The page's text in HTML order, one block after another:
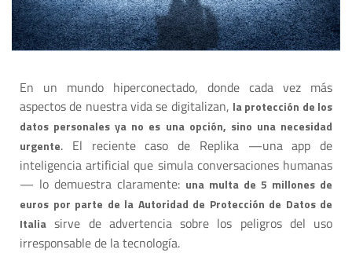
En un mundo hiperconectado, donde cada vez más
aspectos de nuestra vida se digitalizan, la protección de los
datos personales ya no es una opción, sino una necesidad
urgente. El reciente caso de Replika —una app de
inteligencia artificial que simula conversaciones humanas
— lo demuestra claramente: una multa de 5 millones de
euros por parte de la Autoridad de Protección de Datos de
Italia sirve de advertencia sobre los peligros del uso
irresponsable de la tecnología.